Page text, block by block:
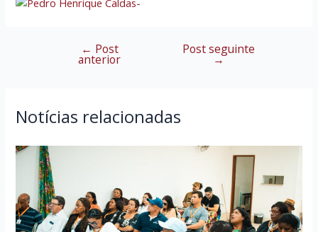
Navegação
← Post
anterior
Post seguinte
→
Notícias relacionadas